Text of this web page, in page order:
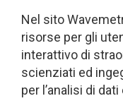
Nel sito
risorse per gli
interattivo di
scienziati ed
per l’analisi di